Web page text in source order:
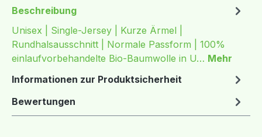
Beschreibung
Unisex | Single-Jersey | Kurze Ärmel |
Rundhalsausschnitt | Normale Passform | 100%
einlaufvorbehandelte Bio-Baumwolle in U… Mehr
Informationen zur Produktsicherheit
Bewertungen